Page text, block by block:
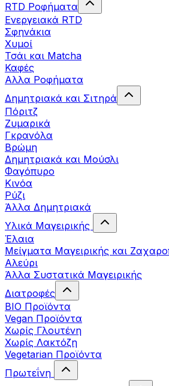
RTD Ροφήματα
Ενεργειακά RTD
Σφηνάκια
Χυμοί
Τσάι και Matcha
Καφές
Αλλα Ροφήματα
Δημητριακά και Σιτηρά
Πόριτζ
Ζυμαρικά
Γκρανόλα
Βρώμη
Δημητριακά και Μούσλι
Φαγόπυρο
Κινόα
Ρύζι
Άλλα Δημητριακά
Υλικά Μαγειρικής
Έλαια
Μείγματα Μαγειρικής και
Αλεύρι
Άλλα Συστατικά Μαγειρικής
Διατροφές
BIO Προϊόντα
Vegan Προϊόντα
Χωρίς Γλουτένη
Χωρίς Λακτόζη
Vegetarian Προϊόντα
Πρωτεΐνη